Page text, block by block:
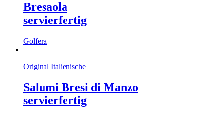
Bresaola
servierfertig
Golfera
Original Italienische
Salumi Bresi di Manzo
servierfertig